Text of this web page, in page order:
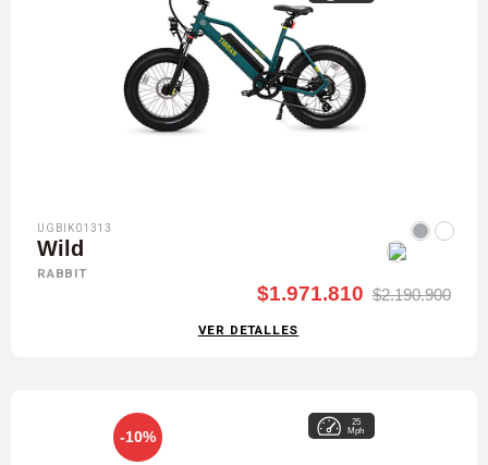
UGBIK01313
Wild
RABBIT
$1.971.810 $2.190.900
VER DETALLES
-10%
25
Mph